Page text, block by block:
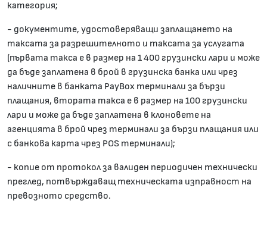
категория;
- документите, удостоверяващи заплащането на
таксата за разрешителното и таксата за услугата
(първата такса е в размер на 1 400 грузински лари и може
да бъде заплатена в брой в грузинска банка или чрез
наличните в банката PayBox терминали за бързи
плащания, втората такса е в размер на 100 грузински
лари и може да бъде заплатена в клоновете на
агенцията в брой чрез терминали за бързи плащания или
с банкова карта чрез POS терминали);
- копие от протокол за валиден периодичен технически
преглед, потвърждаващ техническата изправност на
превозното средство.